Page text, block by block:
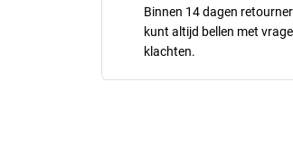
Binnen 14 dagen
kunt altijd bellen met
klachten.